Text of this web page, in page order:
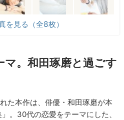
を見る（全8枚）
。和田琢磨と過ごす
た本作は、俳優・和田琢磨が本
。30代の恋愛をテーマにした、